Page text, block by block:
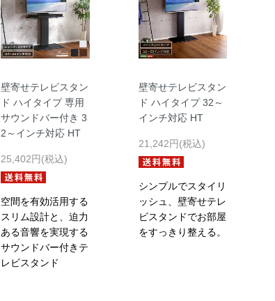
壁寄せテレビスタン
ド ハイタイプ 専用
サウンドバー付き 3
2～インチ対応 HT
25,402円(税込)
空間を有効活用する
スリム設計と、迫力
ある音響を実現する
サウンドバー付きテ
レビスタンド
壁寄せテレビスタン
ド ハイタイプ 32～
インチ対応 HT
21,242円(税込)
シンプルでスタイリ
ッシュ、壁寄せテレ
ビスタンドでお部屋
をすっきり整える。